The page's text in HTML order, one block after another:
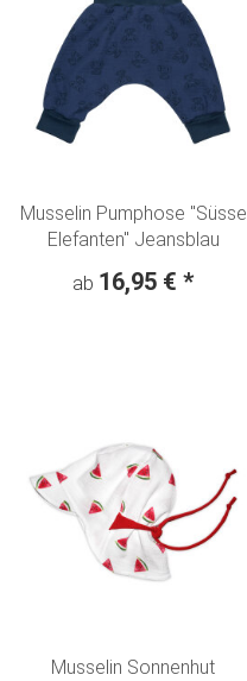
Musselin Pumphose "Süsse
Elefanten" Jeansblau
ab 16,95 € *
Musselin Sonnenhut